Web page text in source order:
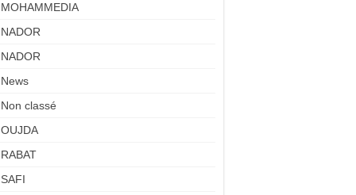
MOHAMMEDIA
NADOR
NADOR
News
Non classé
OUJDA
RABAT
SAFI